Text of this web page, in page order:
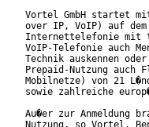
Vortel GmbH startet
over IP, VoIP) auf
Internettelefonie mit
VoIP-Telefonie auch
Technik auskennen
Prepaid-Nutzung
Mobilnetze) von 21
sowie zahlreiche
Au�er zur Anmeldung
Nutzung, so Vortel.